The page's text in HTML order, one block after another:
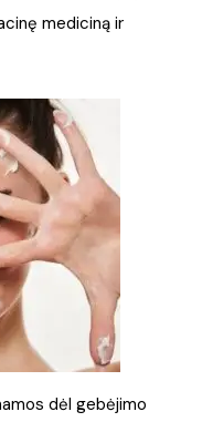
mediciną ir
dėl gebėjimo